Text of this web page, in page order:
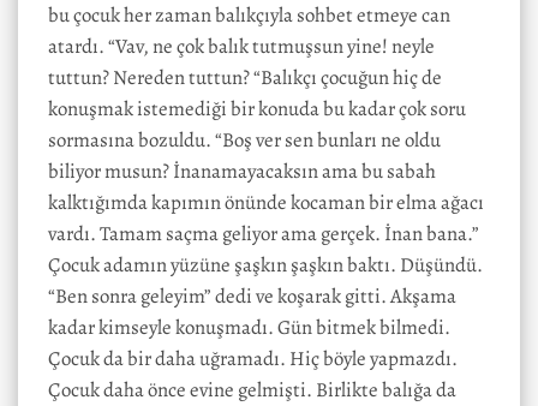
bu çocuk her zaman balıkçıyla sohbet etmeye can
atardı. “Vav, ne çok balık tutmuşsun yine! neyle
tuttun? Nereden tuttun? “Balıkçı çocuğun hiç de
konuşmak istemediği bir konuda bu kadar çok soru
sormasına bozuldu. “Boş ver sen bunları ne oldu
biliyor musun? İnanamayacaksın ama bu sabah
kalktığımda kapımın önünde kocaman bir elma ağacı
vardı. Tamam saçma geliyor ama gerçek. İnan bana.”
Çocuk adamın yüzüne şaşkın şaşkın baktı. Düşündü.
“Ben sonra geleyim” dedi ve koşarak gitti. Akşama
kadar kimseyle konuşmadı. Gün bitmek bilmedi.
Çocuk da bir daha uğramadı. Hiç böyle yapmazdı.
Çocuk daha önce evine gelmişti. Birlikte balığa da